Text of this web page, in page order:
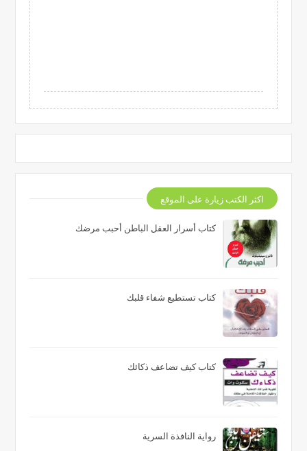
اكثر الكتب زيارة على الموقع
كتاب أسرار العقل الباطن أحبب مرضك
كتاب تستطيع شفاء قلبك
كتاب كيف تضاعف ذكائك
رواية النافذة السرية